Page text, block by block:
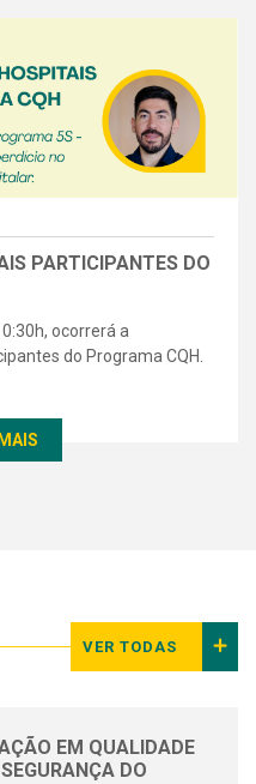
PARTICIPANTES DO
ocorrerá a
do Programa CQH.
VER TODAS
EM QUALIDADE
DO